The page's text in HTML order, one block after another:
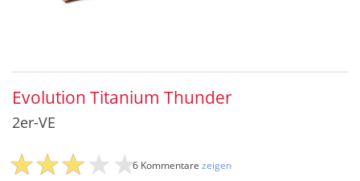
Evolution Titanium Thunder
2er-VE
6 Kommentare zeigen